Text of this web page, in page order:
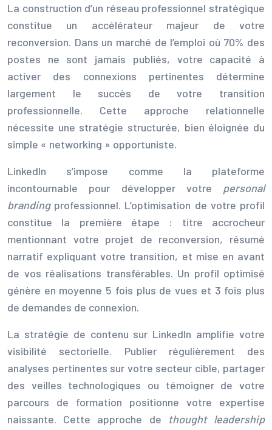
La construction d’un réseau professionnel stratégique
constitue un accélérateur majeur de votre
reconversion. Dans un marché de l’emploi où 70% des
postes ne sont jamais publiés, votre capacité à
activer des connexions pertinentes détermine
largement le succès de votre transition
professionnelle. Cette approche relationnelle
nécessite une stratégie structurée, bien éloignée du
simple « networking » opportuniste.
LinkedIn s’impose comme la plateforme
incontournable pour développer votre personal
brandingprofessionnel. L’optimisation de votre profil
constitue la première étape : titre accrocheur
mentionnant votre projet de reconversion, résumé
narratif expliquant votre transition, et mise en avant
de vos réalisations transférables. Un profil optimisé
génère en moyenne 5 fois plus de vues et 3 fois plus
de demandes de connexion.
La stratégie de contenu sur LinkedIn amplifie votre
visibilité sectorielle. Publier régulièrement des
analyses pertinentes sur votre secteur cible, partager
des veilles technologiques ou témoigner de votre
parcours de formation positionne votre expertise
naissante. Cette approche de thought leadership